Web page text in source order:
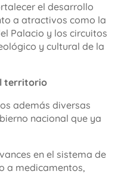
el desarrollo
a atractivos como la
Palacio y los circuitos
y cultural de la
territorio
además diversas
nacional que ya
en el sistema de
a medicamentos,